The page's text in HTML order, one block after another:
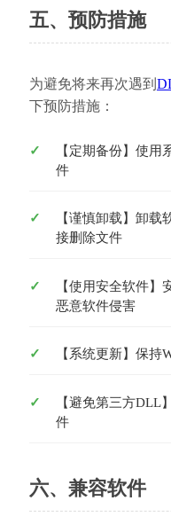
五、预防措施
为避免将来再次遇到
下预防措施：
【定期备份】使用
件
【谨慎卸载】卸载
接删除文件
【使用安全软件】
恶意软件侵害
【系统更新】保持
【避免第三方DLL
件
六、兼容软件